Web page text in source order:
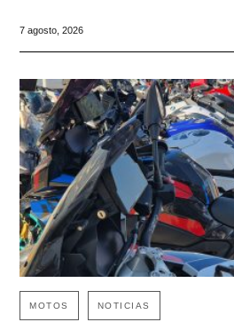
7 agosto, 2026
MOTOS NOTICIAS